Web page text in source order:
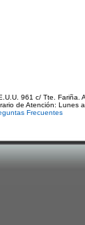
961 c/ Tte. Fariña.
de Atención: Lunes
Frecuentes